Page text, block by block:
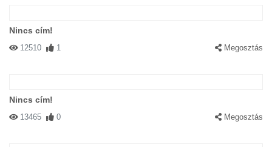
Nincs cím!
12510 1 Megosztás
Nincs cím!
13465 0 Megosztás